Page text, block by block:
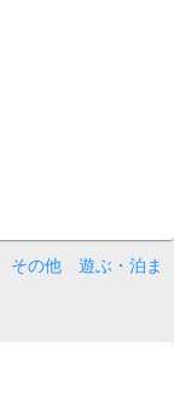
その他 遊ぶ・泊ま